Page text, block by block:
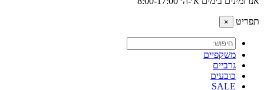
תפריט ×
משקפיים
גרביים
כובעים
SALE